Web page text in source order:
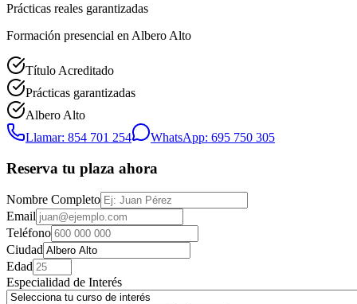
Prácticas reales garantizadas
Formación presencial en Albero Alto
Título Acreditado
Prácticas garantizadas
Albero Alto
Llamar: 854 701 254
WhatsApp: 695 750 305
Reserva tu plaza ahora
Nombre Completo
Email
Teléfono
Ciudad
Edad
Especialidad de Interés